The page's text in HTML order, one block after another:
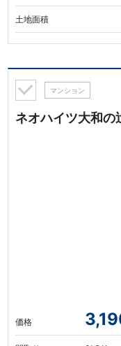
土地面積
マンション
ネオハイツ大和の
価格